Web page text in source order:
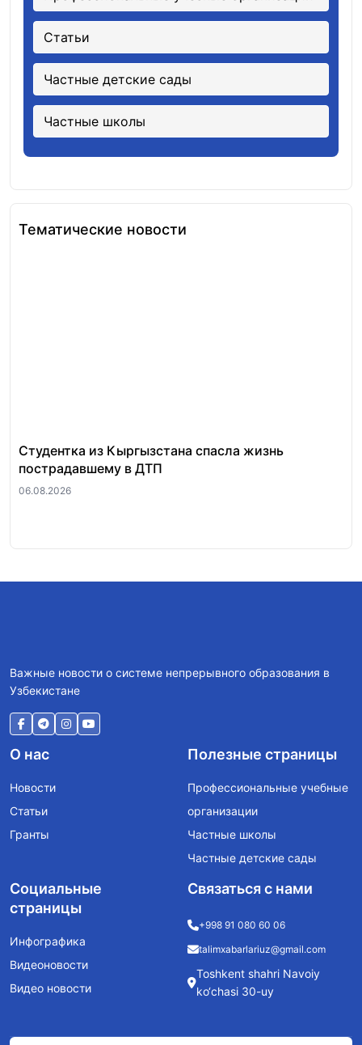
Статьи
Частные детские сады
Частные школы
Тематические новости
Студентка из Кыргызстана спасла жизнь
пострадавшему в ДТП
06.08.2026
Важные новости о системе непрерывного образования в
Узбекистане
О нас
Новости
Статьи
Гранты
Полезные страницы
Профессиональные учебные
организации
Частные школы
Частные детские сады
Социальные
страницы
Инфографика
Видеоновости
Видео новости
Связаться с нами
+998 91 080 60 06
talimxabarlariuz@gmail.com
Toshkent shahri Navoiy
ko‘chasi 30-uy